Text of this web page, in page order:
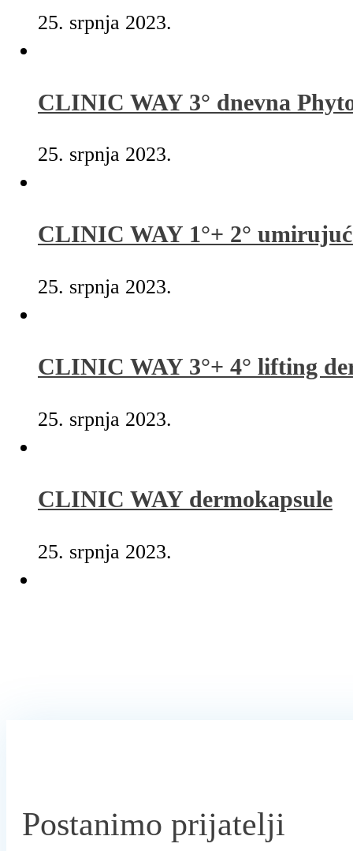
25. srpnja 2023.
CLINIC WAY 3° dnevna
25. srpnja 2023.
CLINIC WAY 1°+ 2°
25. srpnja 2023.
CLINIC WAY 3°+ 4° lifting
25. srpnja 2023.
CLINIC WAY dermokapsule
25. srpnja 2023.
Postanimo prijatelji